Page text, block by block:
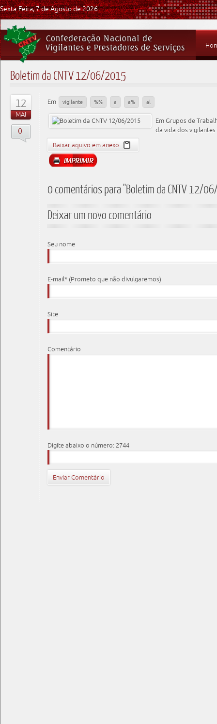
Sexta-Feira, 7 de Agosto de 2026
Boletim da CNTV 12/06/2015
12
MAI
0
Em vigilante %% a a% al
Em Grupos de
da vida dos vigilantes
Baixar aquivo em anexo.
0 comentários para "Boletim da CNTV 12/
Deixar um novo comentário
Seu nome
E-mail* (Prometo que não divulgaremos)
Site
Comentário
Digite abaixo o número: 2744